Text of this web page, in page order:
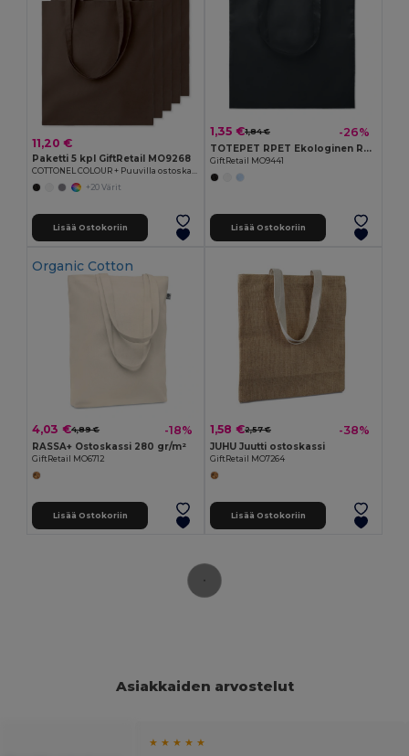
11,20 €
Paketti 5 kpl GiftRetail MO9268
COTTONEL COLOUR + Puuvilla ostoskassi
+20 Värit
Lisää Ostokoriin
1,35 €1,84 € -26%
TOTEPET RPET Ekologinen RPET Ostoskassi Pitkillä Kahvoilla
GiftRetail MO9441
Lisää Ostokoriin
Organic Cotton
4,03 €4,89 € -18%
RASSA+ Ostoskassi 280 gr/m²
GiftRetail MO6712
Lisää Ostokoriin
1,58 €2,57 € -38%
JUHU Juutti ostoskassi
GiftRetail MO7264
Lisää Ostokoriin
Asiakkaiden arvostelut
★ ★ ★ ★ ★